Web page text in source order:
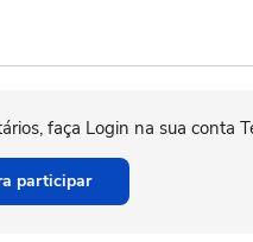
faça Login na sua conta
participar